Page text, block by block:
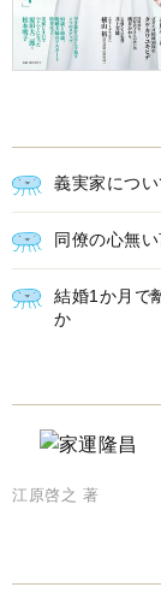
義実家につ
同僚の心無
結婚1か月で
か
江原啓之 著